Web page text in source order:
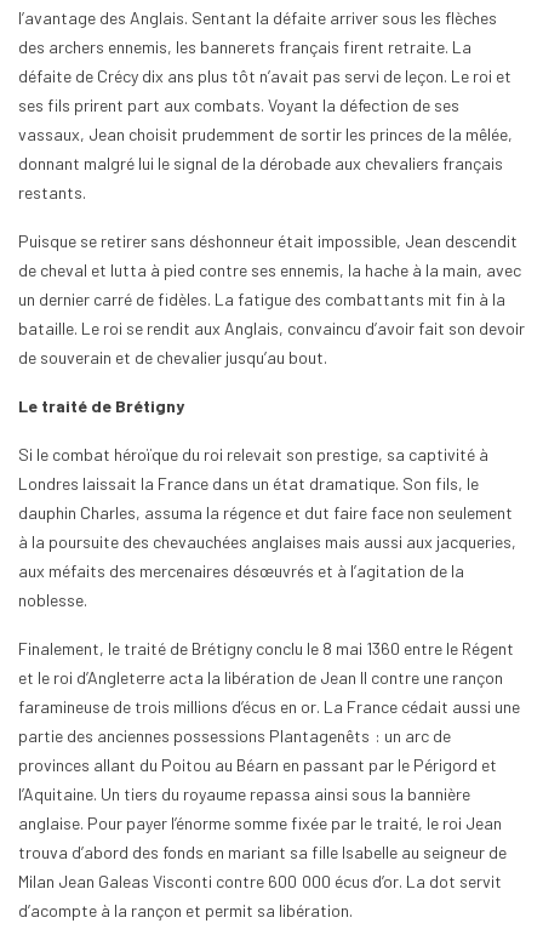
l’avantage des Anglais. Sentant la défaite arriver sous les flèches
des archers ennemis, les bannerets français firent retraite. La
défaite de Crécy dix ans plus tôt n’avait pas servi de leçon. Le roi et
ses fils prirent part aux combats. Voyant la défection de ses
vassaux, Jean choisit prudemment de sortir les princes de la mêlée,
donnant malgré lui le signal de la dérobade aux chevaliers français
restants.
Puisque se retirer sans déshonneur était impossible, Jean descendit
de cheval et lutta à pied contre ses ennemis, la hache à la main, avec
un dernier carré de fidèles. La fatigue des combattants mit fin à la
bataille. Le roi se rendit aux Anglais, convaincu d’avoir fait son devoir
de souverain et de chevalier jusqu’au bout.
Le traité de Brétigny
Si le combat héroïque du roi relevait son prestige, sa captivité à
Londres laissait la France dans un état dramatique. Son fils, le
dauphin Charles, assuma la régence et dut faire face non seulement
à la poursuite des chevauchées anglaises mais aussi aux jacqueries,
aux méfaits des mercenaires désœuvrés et à l’agitation de la
noblesse.
Finalement, le traité de Brétigny conclu le 8 mai 1360 entre le Régent
et le roi d’Angleterre acta la libération de Jean II contre une rançon
faramineuse de trois millions d’écus en or. La France cédait aussi une
partie des anciennes possessions Plantagenêts : un arc de
provinces allant du Poitou au Béarn en passant par le Périgord et
l’Aquitaine. Un tiers du royaume repassa ainsi sous la bannière
anglaise. Pour payer l’énorme somme fixée par le traité, le roi Jean
trouva d’abord des fonds en mariant sa fille Isabelle au seigneur de
Milan Jean Galeas Visconti contre 600 000 écus d’or. La dot servit
d’acompte à la rançon et permit sa libération.